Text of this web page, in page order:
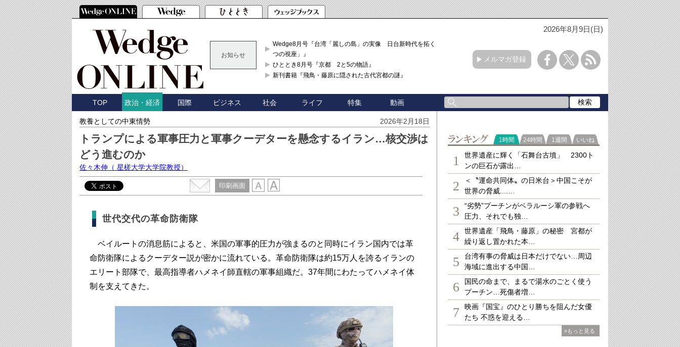
2026年8月9日(日)
お知らせ
Wedge8月号『台湾「麗しの島」の実像 日台新時代を拓く「3
つの視座」』
ひととき8月号『京都 2と5の物語』
新刊書籍『飛鳥・藤原に隠された古代宮都の謎』
メルマガ登録
TOP 政治・経済 国際 ビジネス 社会 ライフ 特集 動画
教養としての中東情勢 2026年2月18日
トランプによる軍事圧力と軍事クーデターを懸念するイラン…核交渉は
どう進むのか
佐々木伸 （ 星槎大学大学院教授）
印刷画面
世代交代の革命防衛隊
ベイルートの消息筋によると、米国の軍事的圧力が強まるのと同時にイラン国内では革
命防衛隊によるクーデター説が密かに流れている。革命防衛隊は約15万人を誇るイランの
エリート部隊で、最高指導者ハメネイ師直轄の軍事組織だ。37年間にわたってハメネイ体
制を支えてきた。
ランキング
1時間 24時間 1週間 いいね
1
世界遺産に輝く「石舞台古墳」 2300ト
ンの巨石が露出…
2
＜〝運命共同体〟の日米台＞中国こそが
世界の脅威....…
3
“劣勢”プーチンがベラルーシ軍の参戦へ
圧力、それでも独…
4
世界遺産「飛鳥・藤原」の秘密 宮都が
繰り返し置かれた本…
5
台湾有事の脅威は日本だけでない…周辺
海域に進出する中国…
6
国民の命まで、まるで湯水のごとく使う
プーチン…死傷者増…
7
映画『国宝』のひとり勝ちを阻んだ女優
たち 不惑を迎える…
»もっと見る